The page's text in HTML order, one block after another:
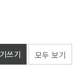
쓰기 모두 보기